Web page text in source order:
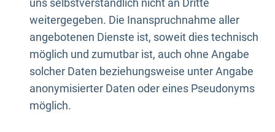
uns selbstverständlich nicht an Dritte
weitergegeben. Die Inanspruchnahme aller
angebotenen Dienste ist, soweit dies technisch
möglich und zumutbar ist, auch ohne Angabe
solcher Daten beziehungsweise unter Angabe
anonymisierter Daten oder eines Pseudonyms
möglich.